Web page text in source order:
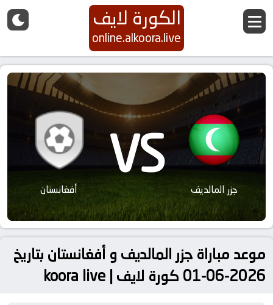
الكورة لايف
online.alkoora.live
جزر المالديف VS أفغانستان
موعد مباراة جزر المالديف و أفغانستان بتاريخ
2026-06-01 كورة لايف | koora live